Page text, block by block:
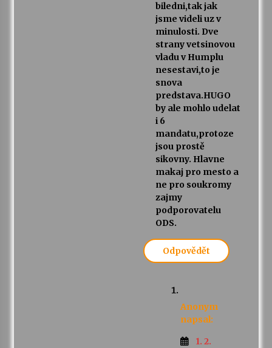
biledni,tak jak
jsme videli uz v
minulosti. Dve
strany vetsinovou
vladu v Humplu
nesestavi,to je
snova
predstava.HUGO
by ale mohlo udelat
i 6
mandatu,protoze
jsou prostě
sikovny. Hlavne
makaj pro mesto a
ne pro soukromy
zajmy
podporovatelu
ODS.
Odpovědět
Anonym
napsal:
1. 2.